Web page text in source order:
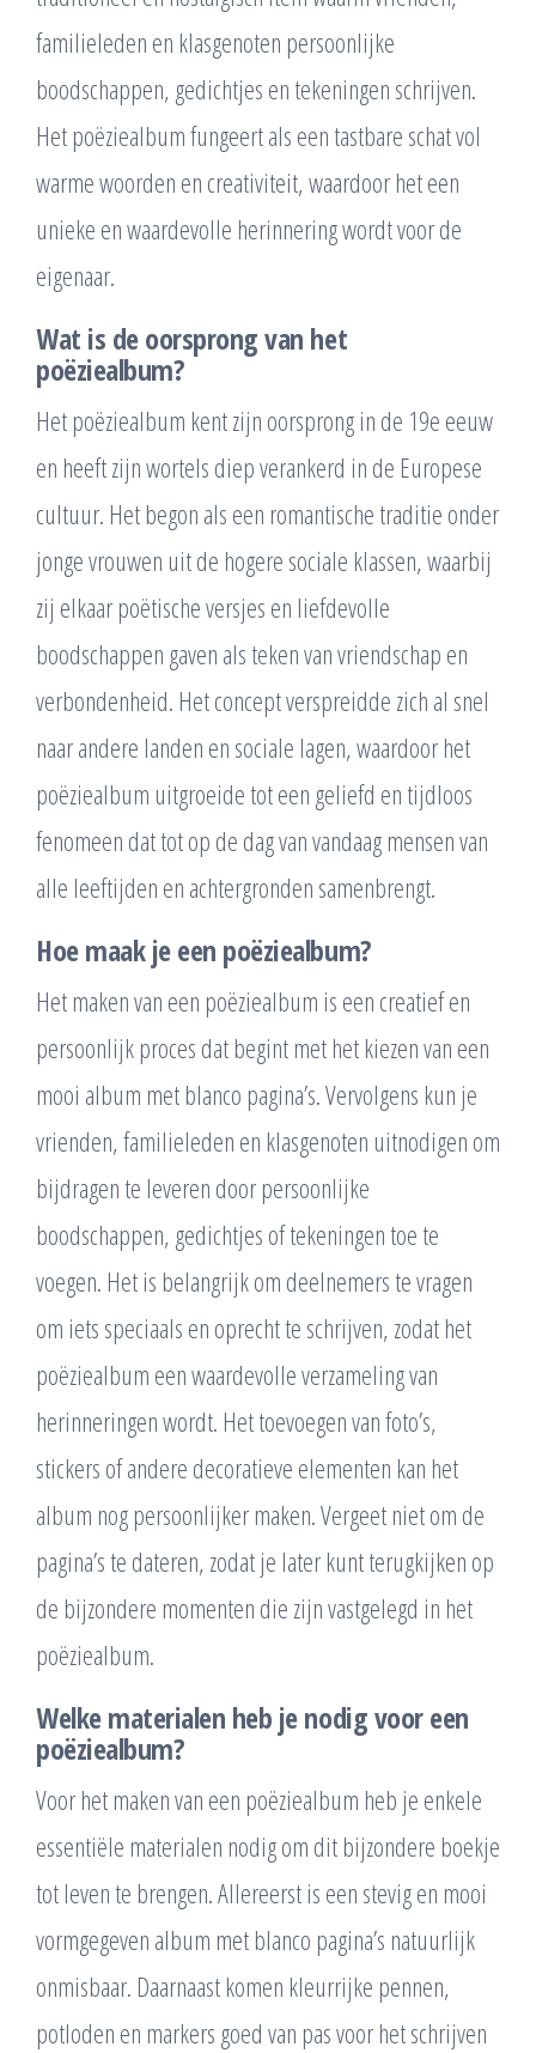
familieleden en klasgenoten persoonlijke
boodschappen, gedichtjes en tekeningen schrijven.
Het poëziealbum fungeert als een tastbare schat vol
warme woorden en creativiteit, waardoor het een
unieke en waardevolle herinnering wordt voor de
eigenaar.
Wat is de oorsprong van het
poëziealbum?
Het poëziealbum kent zijn oorsprong in de 19e eeuw
en heeft zijn wortels diep verankerd in de Europese
cultuur. Het begon als een romantische traditie onder
jonge vrouwen uit de hogere sociale klassen, waarbij
zij elkaar poëtische versjes en liefdevolle
boodschappen gaven als teken van vriendschap en
verbondenheid. Het concept verspreidde zich al snel
naar andere landen en sociale lagen, waardoor het
poëziealbum uitgroeide tot een geliefd en tijdloos
fenomeen dat tot op de dag van vandaag mensen van
alle leeftijden en achtergronden samenbrengt.
Hoe maak je een poëziealbum?
Het maken van een poëziealbum is een creatief en
persoonlijk proces dat begint met het kiezen van een
mooi album met blanco pagina’s. Vervolgens kun je
vrienden, familieleden en klasgenoten uitnodigen om
bijdragen te leveren door persoonlijke
boodschappen, gedichtjes of tekeningen toe te
voegen. Het is belangrijk om deelnemers te vragen
om iets speciaals en oprecht te schrijven, zodat het
poëziealbum een waardevolle verzameling van
herinneringen wordt. Het toevoegen van foto’s,
stickers of andere decoratieve elementen kan het
album nog persoonlijker maken. Vergeet niet om de
pagina’s te dateren, zodat je later kunt terugkijken op
de bijzondere momenten die zijn vastgelegd in het
poëziealbum.
Welke materialen heb je nodig voor een
poëziealbum?
Voor het maken van een poëziealbum heb je enkele
essentiële materialen nodig om dit bijzondere boekje
tot leven te brengen. Allereerst is een stevig en mooi
vormgegeven album met blanco pagina’s natuurlijk
onmisbaar. Daarnaast komen kleurrijke pennen,
potloden en markers goed van pas voor het schrijven